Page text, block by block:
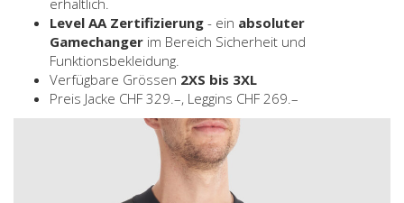
erhältlich.
Level AA Zertifizierung - ein absoluter
Gamechanger im Bereich Sicherheit und
Funktionsbekleidung.
Verfügbare Grössen 2XS bis 3XL
Preis Jacke CHF 329.–, Leggins CHF 269.–